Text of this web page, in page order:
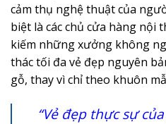
cảm thụ nghệ thuật của
biệt là các chủ cửa hàng nội
kiếm những xưởng không
thác tối đa vẻ đẹp nguyên
gỗ, thay vì chỉ theo khuôn
“Vẻ đẹp thực sự